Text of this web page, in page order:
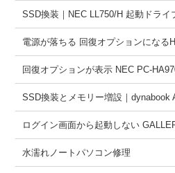
SSD換装｜NEC LL750/H 起動ドライ
電源が落ちる 回復オプションになる
回復オプションが表示 NEC PC-
SSD換装とメモリー増設｜dynabook
ログイン画面から起動しない
水濡れノートパソコン修理